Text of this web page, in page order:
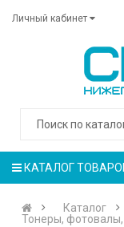
Личный кабинет
КАТАЛОГ
Каталог
Тонеры, фотовалы,